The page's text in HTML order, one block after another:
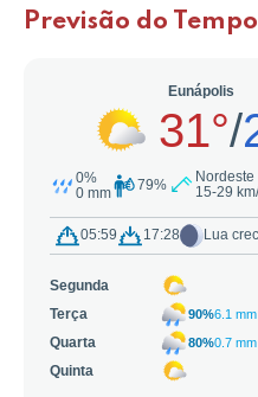
Previsão do Tempo